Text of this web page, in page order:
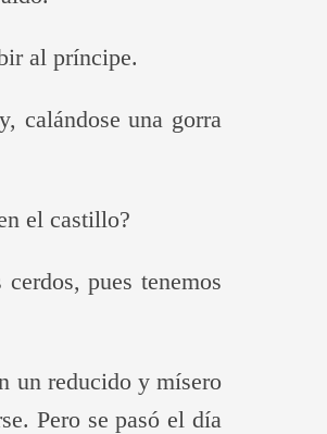
al príncipe.
calándose una gorra
el castillo?
pues tenemos
un reducido y mísero
Pero se pasó el día